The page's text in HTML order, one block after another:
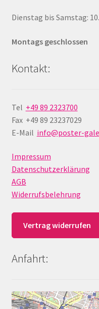
Dienstag bis Samstag:
Montags geschlossen
Kontakt:
Tel +49 89 2323700
Fax +49 89 23237029
E-Mail info@poster-
Impressum
Datenschutzerklärung
AGB
Widerrufsbelehrung
Vertrag widerrufen
Anfahrt: